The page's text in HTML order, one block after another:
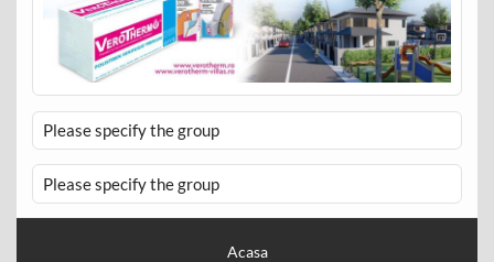
Please specify the group
Please specify the group
Acasa